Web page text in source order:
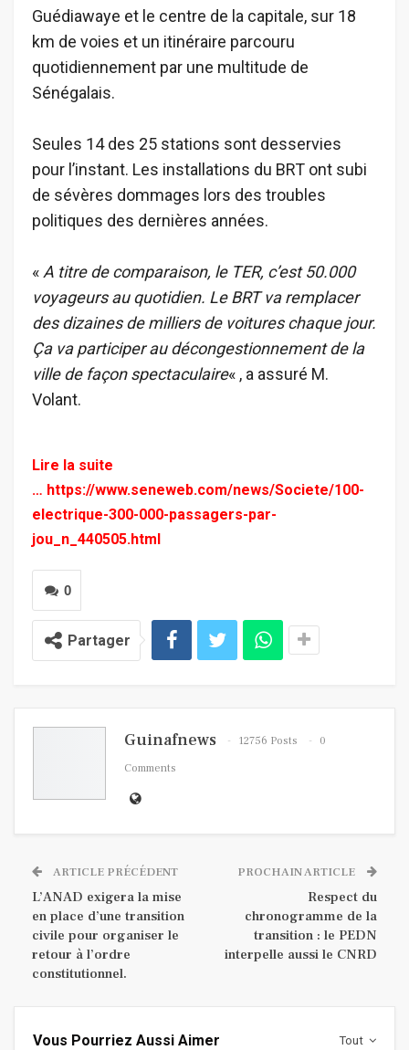
Guédiawaye et le centre de la capitale, sur 18
km de voies et un itinéraire parcouru
quotidiennement par une multitude de
Sénégalais.
Seules 14 des 25 stations sont desservies
pour l’instant. Les installations du BRT ont subi
de sévères dommages lors des troubles
politiques des dernières années.
« A titre de comparaison, le TER, c’est 50.000
voyageurs au quotidien. Le BRT va remplacer
des dizaines de milliers de voitures chaque jour.
Ça va participer au décongestionnement de la
ville de façon spectaculaire« , a assuré M.
Volant.
Lire la suite
… https://www.seneweb.com/news/Societe/100-
electrique-300-000-passagers-par-
jou_n_440505.html
0
Partager
Guinafnews 12756 Posts
0
Comments
ARTICLE PRÉCÉDENT
L’ANAD exigera la mise
en place d’une transition
civile pour organiser le
retour à l’ordre
constitutionnel.
PROCHAIN ARTICLE
Respect du
chronogramme de la
transition : le PEDN
interpelle aussi le CNRD
Tout
Vous Pourriez Aussi Aimer